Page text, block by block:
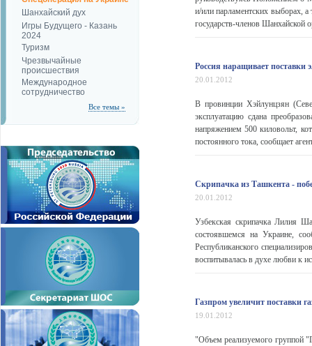
Шанхайский дух
Игры Будущего - Казань
2024
Туризм
Чрезвычайные
происшествия
Международное
сотрудничество
Все темы »
и/или парламентских выборах,
государств-членов Шанхайской
Россия наращивает поставки
20.01.2012
В провинции Хэйлунцзян
эксплуатацию сдана
напряжением 500 киловольт,
постоянного тока, сообщает
Cкрипачка из Ташкента -
20.01.2012
Узбекская скрипачка Лилия
состоявшемся на Украине,
Республиканского
воспитывалась в духе любви к
Газпром увеличит поставки
19.01.2012
"Объем реализуемого группой